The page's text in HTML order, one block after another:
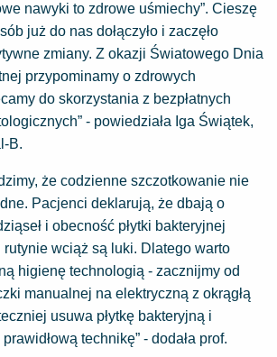
nawyki to zdrowe uśmiechy”. Cieszę
już do nas dołączyło i zaczęło
zmiany. Z okazji Światowego Dnia
przypominamy o zdrowych
do skorzystania z bezpłatnych
- powiedziała Iga Świątek,
B.
że codzienne szczotkowanie nie
Pacjenci deklarują, że dbają o
i obecność płytki bakteryjnej
rutynie wciąż są luki. Dlatego warto
higienę technologią - zacznijmy od
manualnej na elektryczną z okrągłą
usuwa płytkę bakteryjną i
technikę” - dodała prof.